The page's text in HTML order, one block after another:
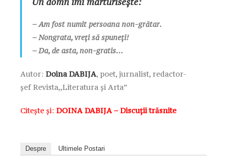
– Am fost numit persoana non-grătar.
– Nongrata, vreți să spuneți!
– Da, de asta, non-gratis…
Autor: Doina DABIJA, poet, jurnalist, redactor-
șefRevista,,Literatura și Arta”
Citește și: DOINA DABIJA – Discuţii trăsnite
Despre Ultimele Postari